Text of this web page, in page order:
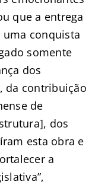
que a entrega
conquista
somente
dos
da contribuição
de
dos
esta obra e
a